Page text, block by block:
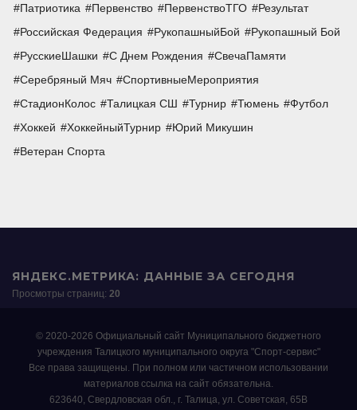
Патриотика
Первенство ПервенствоТГО
Результат
Российская Федерация
РукопашныйБой
Рукопашный Бой
РусскиеШашки
С Днем Рождения
СвечаПамяти
Серебряный Мяч
СпортивныеМероприятия
СтадионКолос
Талицкая СШ Турнир Тюмень
Футбол
Хоккей
ХоккейныйТурнир
Юрий Микушин
Ветеран Спорта
ЯНДЕКС.МЕТРИКА: ДАННЫЕ ЗА СЕГОДНЯ
Просмотры страниц: 20
© 2020-2026 Официальный сайт Муниципального бюджетного
учреждения Талицкого муниципального округа "Спорт-сервис"
Все права защищены. При полном или частичном использовании
материалов ссылка на сайт обязательна.
623640, Свердловская обл., г. Талица, ул. Советская, 65В